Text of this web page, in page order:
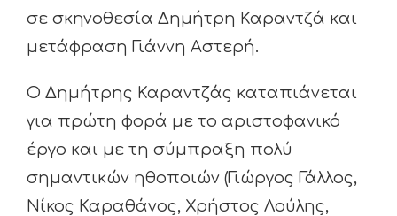
σε σκηνοθεσία Δημήτρη Καραντζά και
μετάφραση Γιάννη Αστερή.
Ο Δημήτρης Καραντζάς καταπιάνεται
για πρώτη φορά με το αριστοφανικό
έργο και με τη σύμπραξη πολύ
σημαντικών ηθοποιών (Γιώργος Γάλλος,
Νίκος Καραθάνος, Χρήστος Λούλης,